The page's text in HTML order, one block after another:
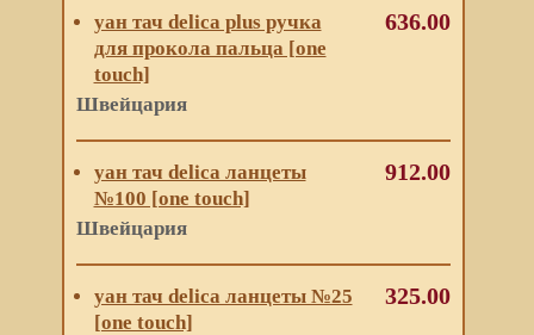
уан тач delica plus ручка
для прокола пальца [one
touch]
Швейцария
636.00
уан тач delica ланцеты
№100 [one touch]
Швейцария
912.00
уан тач delica ланцеты №25
[one touch]
325.00